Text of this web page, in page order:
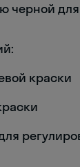
черной
краски